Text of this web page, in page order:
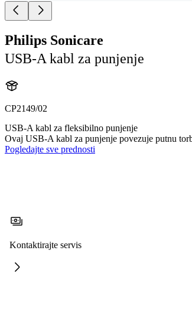
Philips Sonicare
USB-A kabl za punjenje
CP2149/02
USB-A kabl za fleksibilno punjenje
Ovaj USB-A kabl za punjenje povezuje putnu
Pogledajte sve prednosti
Kontaktirajte servis